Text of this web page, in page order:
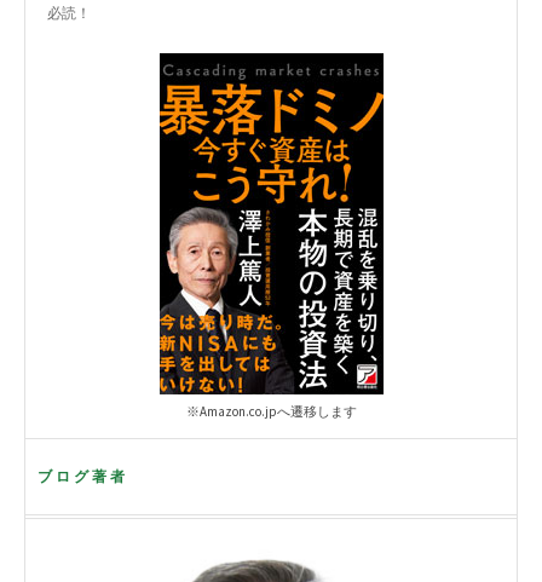
必読！
※Amazon.co.jpへ遷移します
ブログ著者